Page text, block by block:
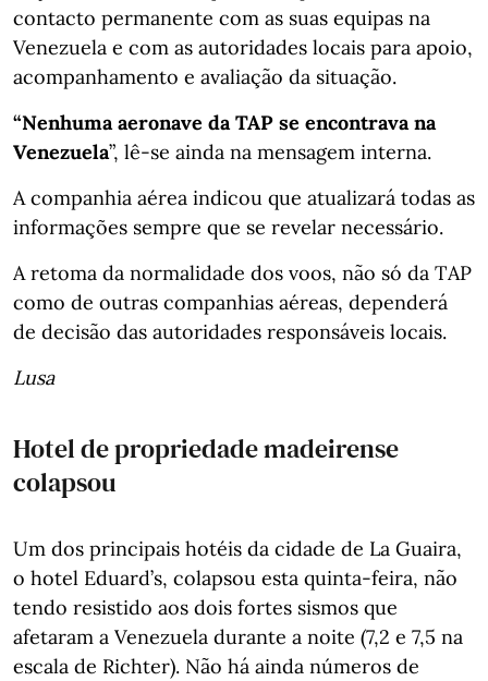
contacto permanente com as suas equipas na
Venezuela e com as autoridades locais para apoio,
acompanhamento e avaliação da situação.
“Nenhuma aeronave da TAP se encontrava na
Venezuela”, lê-se ainda na mensagem interna.
A companhia aérea indicou que atualizará todas as
informações sempre que se revelar necessário.
A retoma da normalidade dos voos, não só da TAP
como de outras companhias aéreas, dependerá
de decisão das autoridades responsáveis locais.
Lusa
Hotel de propriedade madeirense
colapsou
Um dos principais hotéis da cidade de La Guaira,
o hotel Eduard’s, colapsou esta quinta-feira, não
tendo resistido aos dois fortes sismos que
afetaram a Venezuela durante a noite (7,2 e 7,5 na
escala de Richter). Não há ainda números de